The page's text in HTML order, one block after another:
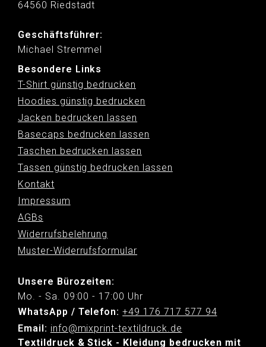
64560 Riedstadt
Geschäftsführer:
Michael Stremmel
Besondere Links
T-Shirt günstig bedrucken
Hoodies günstig bedrucken
Jacken bedrucken lassen
Basecaps bedrucken lassen
Taschen bedrucken lassen
Tassen günstig bedrucken lassen
Kontakt
Impressum
AGBs
Widerrufsbelehrung
Muster-Widerrufsformular
Unsere Bürozeiten:
Mo. - Sa. 09:00 - 17:00 Uhr
WhatsApp / Telefon: +49 176 717 577 94
Email: info@mixprint-textildruck.de
Textildruck & Stick - Kleidung bedrucken mit